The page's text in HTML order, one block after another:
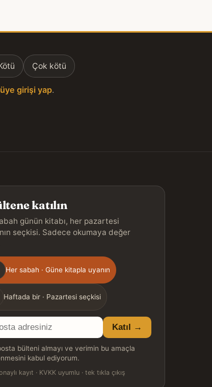
Çok kötü
üye girişi yap.
katılın
günün kitabı, her pazartesi
seçkisi. Sadece okumaya değer
Her sabah · Güne kitapla uyanın
Haftada bir · Pazartesi seçkisi
Katıl →
bülteni almayı ve verimin bu amaçla
kabul ediyorum.
kayıt · KVKK uyumlu · tek tıkla çıkış